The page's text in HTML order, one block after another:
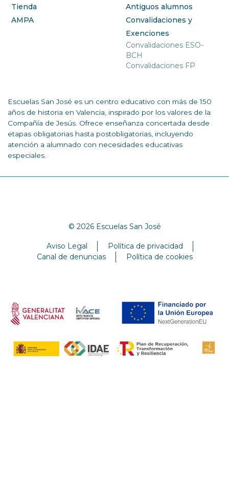
Tienda
AMPA
Antiguos alumnos
Convalidaciones y
Exenciones
Convalidaciones ESO-
BCH
Convalidaciones FP
Escuelas San José es un centro educativo con más de 150
años de historia en Valencia, inspirado por los valores de la
Compañía de Jesús. Ofrece enseñanza concertada desde
etapas obligatorias hasta postobligatorias, incluyendo
atención a alumnado con necesidades educativas
especiales.
© 2026 Escuelas San José
Aviso Legal
Política de privacidad
Canal de denuncias
Política de cookies